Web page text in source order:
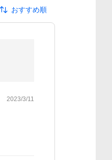
おすすめ順
2023/3/11